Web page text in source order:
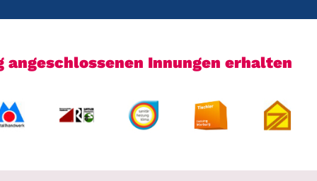
Innungen erhalten